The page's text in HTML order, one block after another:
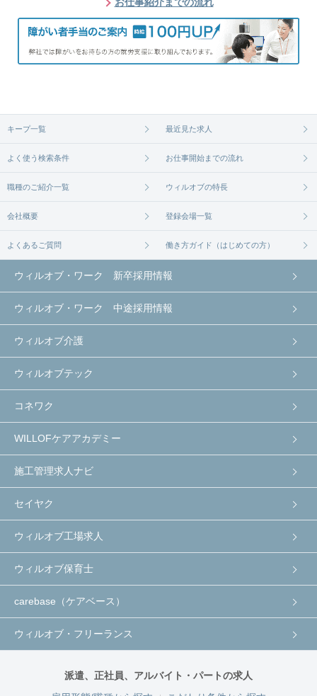
キープ一覧 最近見た求人
よく使う検索条件 お仕事開始までの流れ
職種のご紹介一覧 ウィルオブの特長
会社概要 登録会場一覧
よくあるご質問 働き方ガイド（はじめての方）
ウィルオブ・ワーク 新卒採用情報
ウィルオブ・ワーク 中途採用情報
ウィルオブ介護
ウィルオブテック
コネワク
WILLOFケアアカデミー
施工管理求人ナビ
セイヤク
ウィルオブ工場求人
ウィルオブ保育士
carebase（ケアベース）
ウィルオブ・フリーランス
派遣、正社員、アルバイト・パートの求人